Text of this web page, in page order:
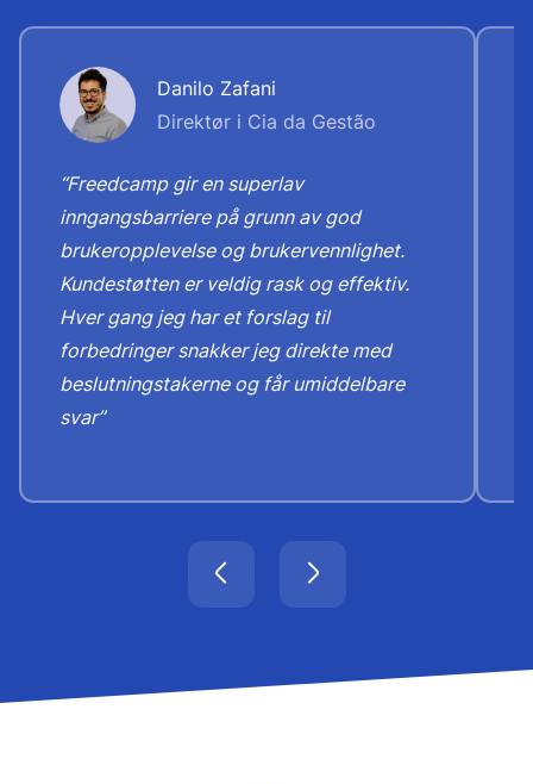
Danilo Zafani
Direktør i Cia da Gestão
“Freedcamp gir en superlav
inngangsbarriere på grunn av god
brukeropplevelse og brukervennlighet.
Kundestøtten er veldig rask og effektiv.
Hver gang jeg har et forslag til
forbedringer snakker jeg direkte med
beslutningstakerne og får umiddelbare
svar”